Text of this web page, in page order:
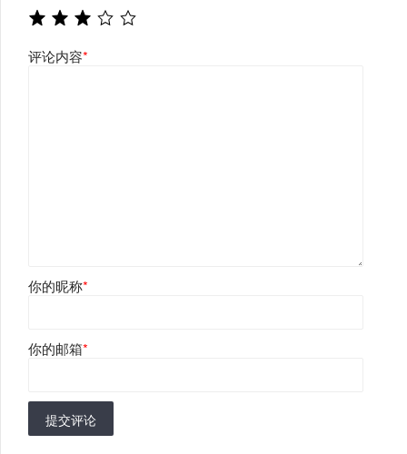
评论内容*
你的昵称*
你的邮箱*
提交评论